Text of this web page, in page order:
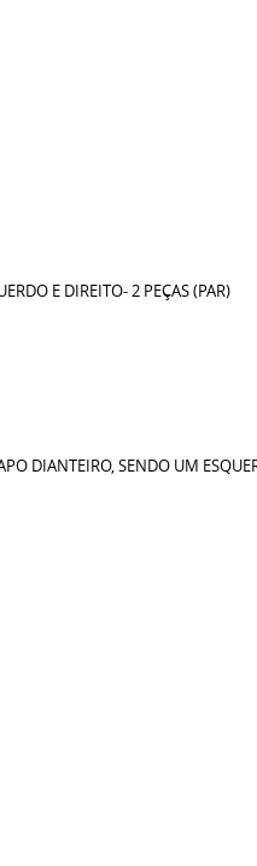
E DIREITO- 2 PEÇAS (PAR)
DIANTEIRO, SENDO UM